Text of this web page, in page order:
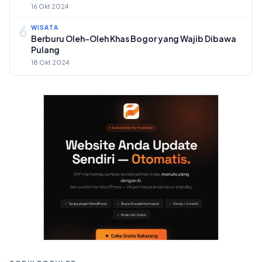
16 Okt 2024
6 WISATA
Berburu Oleh-Oleh Khas Bogor yang Wajib Dibawa
Pulang
18 Okt 2024